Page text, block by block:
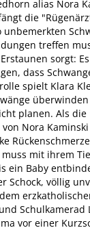
alias Nora
die
treffen
sorgt:
dass
spielt Klara
planen. Als die
Nora
mit ihrem
ein Baby
Schock, völlig
Schulkamerad
vor einer